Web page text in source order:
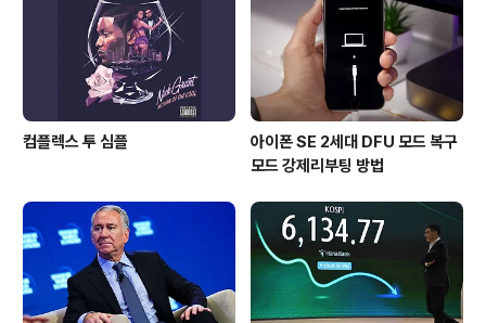
Snapdrago..
컴플렉스 투 심플
아이폰 SE 2세대 DFU 모드 복구
모드 강제리부팅 방법